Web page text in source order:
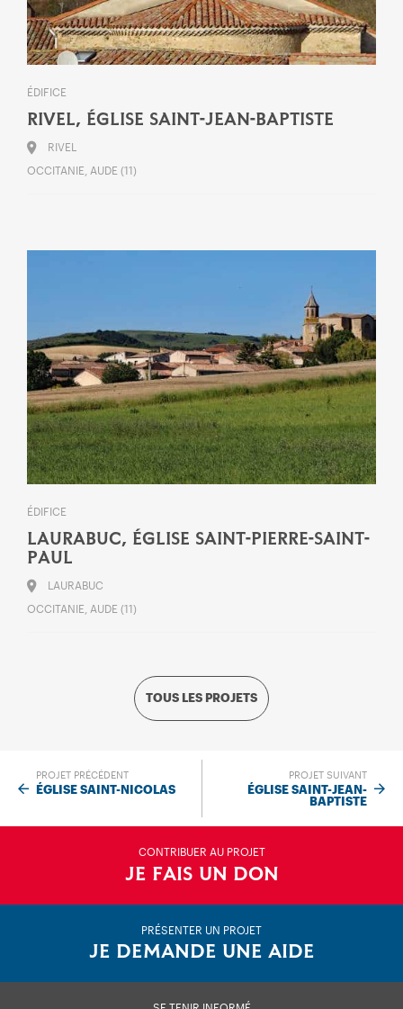
TOUS LES PROJETS
ÉDIFICE
RIVEL, ÉGLISE SAINT-JEAN-BAPTISTE
RIVEL
OCCITANIE, AUDE (11)
ÉDIFICE
LAURABUC, ÉGLISE SAINT-PIERRE-SAINT-
PAUL
LAURABUC
OCCITANIE, AUDE (11)
PROJET PRÉCÉDENT
ÉGLISE SAINT-NICOLAS
PROJET SUIVANT
ÉGLISE SAINT-JEAN-
BAPTISTE
CONTRIBUER AU PROJET
JE FAIS UN DON
PRÉSENTER UN PROJET
JE DEMANDE UNE AIDE